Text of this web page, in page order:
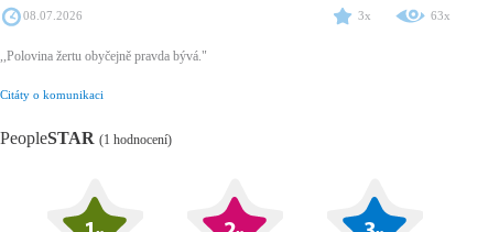
08.07.2026 3x 63x
,,Polovina žertu obyčejně pravda bývá."
Citáty o komunikaci
PeopleSTAR (1 hodnocení)